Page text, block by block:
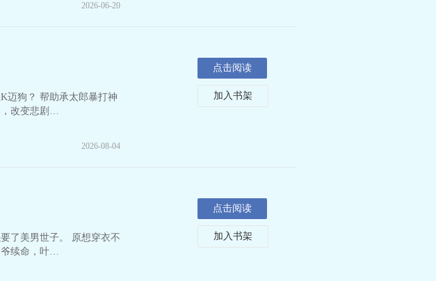
2026-06-20
迈狗？ 帮助承太郎暴打神
，改变悲剧…
2026-08-04
点击阅读
加入书架
了美男世子。 原想穿衣不
爷续命，叶…
点击阅读
加入书架